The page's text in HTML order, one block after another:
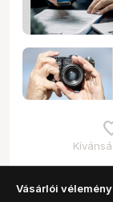
Vásárlói